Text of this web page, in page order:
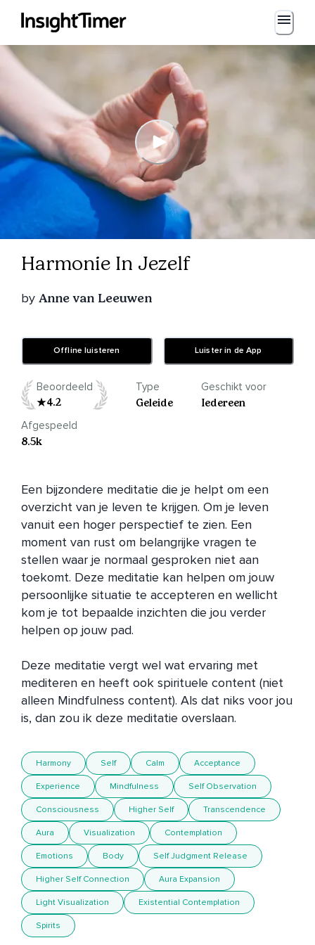
Harmonie In Jezelf
by Anne van Leeuwen
Offline luisteren Luister in de App
Beoordeeld
4.2
Type
Geleide
Geschikt voor
Iedereen
Afgespeeld
8.5k
Een bijzondere meditatie die je helpt om een
overzicht van je leven te krijgen. Om je leven
vanuit een hoger perspectief te zien. Een
moment van rust om belangrijke vragen te
stellen waar je normaal gesproken niet aan
toekomt. Deze meditatie kan helpen om jouw
persoonlijke situatie te accepteren en wellicht
kom je tot bepaalde inzichten die jou verder
helpen op jouw pad.
Deze meditatie vergt wel wat ervaring met
mediteren en heeft ook spirituele content (niet
alleen Mindfulness content). Als dat niks voor jou
is, dan zou ik deze meditatie overslaan.
Harmony Self Calm Acceptance
Experience Mindfulness Self Observation
Consciousness Higher Self Transcendence
Aura Visualization Contemplation
Emotions Body Self Judgment Release
Higher Self Connection Aura Expansion
Light Visualization Existential Contemplation
Spirits